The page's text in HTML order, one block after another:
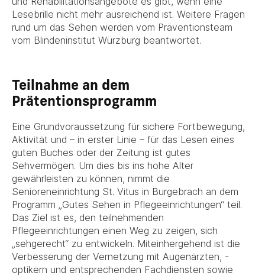
Lesebrille nicht mehr ausreichend ist. Weitere Fragen
rund um das Sehen werden vom Präventionsteam
vom Blindeninstitut Würzburg beantwortet.
Teilnahme an dem
Prätentionsprogramm
Eine Grundvoraussetzung für sichere Fortbewegung,
Aktivität und – in erster Linie – für das Lesen eines
guten Buches oder der Zeitung ist gutes
Sehvermögen. Um dies bis ins hohe Alter
gewährleisten zu können, nimmt die
Senioreneinrichtung St. Vitus in Burgebrach an dem
Programm „Gutes Sehen in Pflegeeinrichtungen“ teil.
Das Ziel ist es, den teilnehmenden
Pflegeeinrichtungen einen Weg zu zeigen, sich
„sehgerecht“ zu entwickeln. Miteinhergehend ist die
Verbesserung der Vernetzung mit Augenärzten, -
optikern und entsprechenden Fachdiensten sowie